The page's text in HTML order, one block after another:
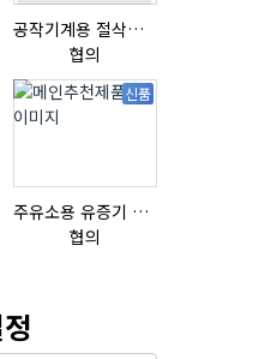
공작기계용 절삭공구, 슬리브(SLEEVE)
협의
신품
주유소용 유증기 회수장치, 유증기 회수장치, 방폭형, 방폭형 유증기 회수장치
협의